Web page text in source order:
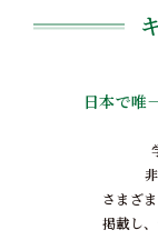
日本で唯
さまざ
掲載し、